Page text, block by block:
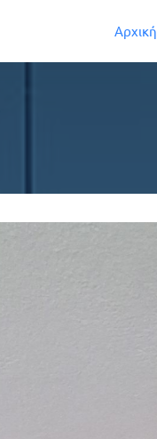
Αρχική